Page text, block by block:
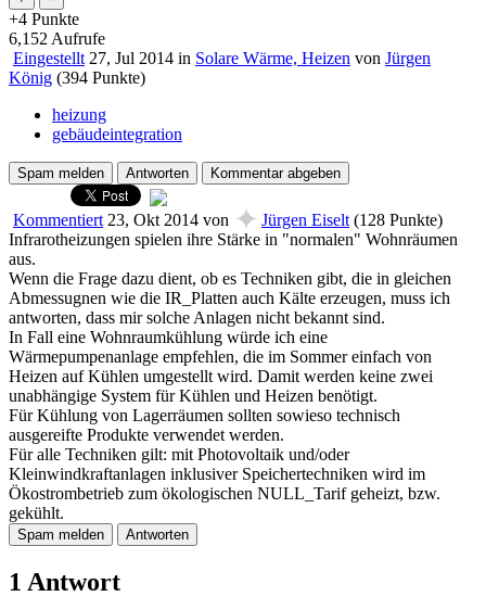
+4 Punkte
6,152 Aufrufe
Eingestellt 27, Jul 2014 in Solare Wärme, Heizen von Jürgen
König (394 Punkte)
heizung
gebäudeintegration
Kommentiert 23, Okt 2014 von ✦ Jürgen Eiselt (128 Punkte)
Infrarotheizungen spielen ihre Stärke in "normalen" Wohnräumen
aus.
Wenn die Frage dazu dient, ob es Techniken gibt, die in gleichen
Abmessugnen wie die IR_Platten auch Kälte erzeugen, muss ich
antworten, dass mir solche Anlagen nicht bekannt sind.
In Fall eine Wohnraumkühlung würde ich eine
Wärmepumpenanlage empfehlen, die im Sommer einfach von
Heizen auf Kühlen umgestellt wird. Damit werden keine zwei
unabhängige System für Kühlen und Heizen benötigt.
Für Kühlung von Lagerräumen sollten sowieso technisch
ausgereifte Produkte verwendet werden.
Für alle Techniken gilt: mit Photovoltaik und/oder
Kleinwindkraftanlagen inklusiver Speichertechniken wird im
Ökostrombetrieb zum ökologischen NULL_Tarif geheizt, bzw.
gekühlt.
1 Antwort